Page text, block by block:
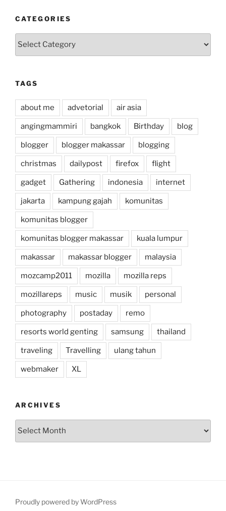
CATEGORIES
Categories
TAGS
about me advetorial air asia
angingmammiri bangkok Birthday blog
blogger blogger makassar blogging
christmas dailypost firefox flight
gadget Gathering indonesia internet
jakarta kampung gajah komunitas
komunitas blogger
komunitas blogger makassar kuala lumpur
makassar makassar blogger malaysia
mozcamp2011 mozilla mozilla reps
mozillareps music musik personal
photography postaday remo
resorts world genting samsung thailand
traveling Travelling ulang tahun
webmaker XL
ARCHIVES
Archives
Proudly powered by WordPress